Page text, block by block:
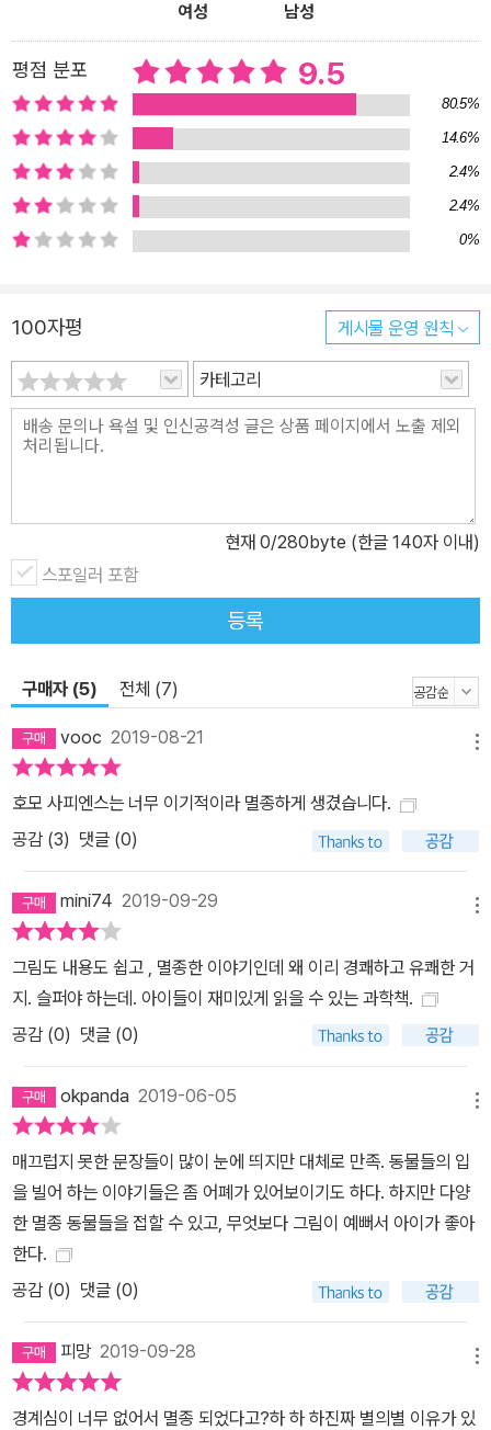
여성 남성
평점 분포 9.5
80.5%
14.6%
2.4%
2.4%
0%
100자평 게시물 운영 원칙
카테고리
현재 0/280byte (한글 140자 이내)
스포일러 포함
등록
구매자 (5) 전체 (7)
vooc 2019-08-21
호모 사피엔스는 너무 이기적이라 멸종하게 생겼습니다.
공감 (3) 댓글 (0)
mini74 2019-09-29
그림도 내용도 쉽고 , 멸종한 이야기인데 왜 이리 경쾌하고 유쾌한 거
지. 슬퍼야 하는데. 아이들이 재미있게 읽을 수 있는 과학책.
공감 (0) 댓글 (0)
okpanda 2019-06-05
매끄럽지 못한 문장들이 많이 눈에 띄지만 대체로 만족. 동물들의 입
을 빌어 하는 이야기들은 좀 어폐가 있어보이기도 하다. 하지만 다양
한 멸종 동물들을 접할 수 있고, 무엇보다 그림이 예뻐서 아이가 좋아
한다.
공감 (0) 댓글 (0)
피망 2019-09-28
경계심이 너무 없어서 멸종 되었다고?하 하 하진짜 별의별 이유가 있